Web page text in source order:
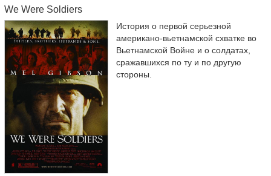
We Were Soldiers
История о первой серьезной
американо-вьетнамской схватке во
Вьетнамской Войне и о солдатах,
сражавшихся по ту и по другую
стороны.